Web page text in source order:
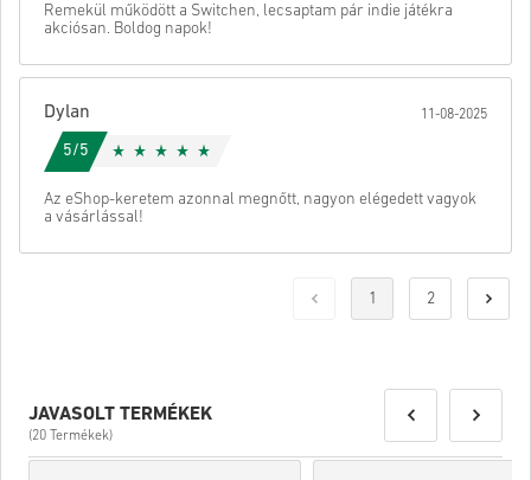
Remekül működött a Switchen, lecsaptam pár indie játékra
akciósan. Boldog napok!
Dylan 11-08-2025
5/5
Az eShop-keretem azonnal megnőtt, nagyon elégedett vagyok
a vásárlással!
1 2
JAVASOLT TERMÉKEK
(20 Termékek)